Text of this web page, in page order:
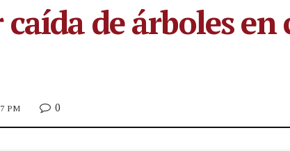
de árboles
PM 0